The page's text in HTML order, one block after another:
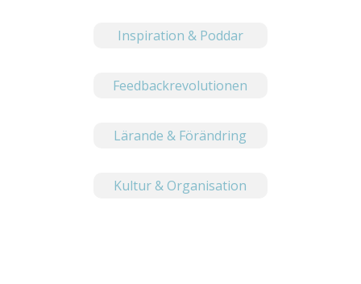
Inspiration & Poddar
Feedbackrevolutionen
Lärande & Förändring
Kultur & Organisation